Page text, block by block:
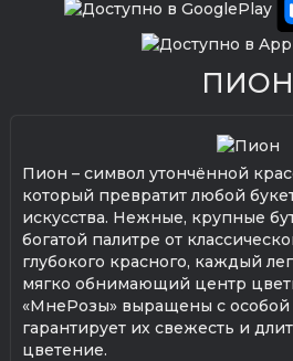
ПИОН
Пион – символ утончённой
который превратит любой
искусства. Нежные, крупные
богатой палитре от
глубокого красного, каждый
мягко обнимающий центр
«МнеРозы» выращены с особой
гарантирует их свежесть и
цветение.